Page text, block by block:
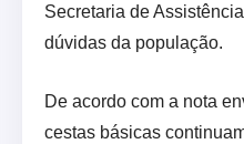
Secretaria de
dúvidas da população.
De acordo com a nota
cestas básicas